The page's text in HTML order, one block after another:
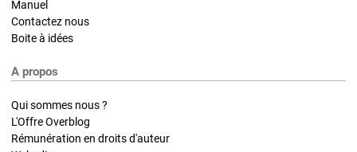
Manuel
Contactez nous
Boite à idées
A propos
Qui sommes nous ?
L'Offre Overblog
Rémunération en droits d'auteur